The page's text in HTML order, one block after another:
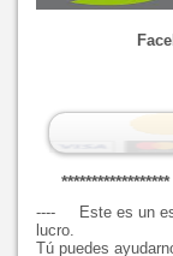
******************
---- Este es un
lucro.
Tú puedes